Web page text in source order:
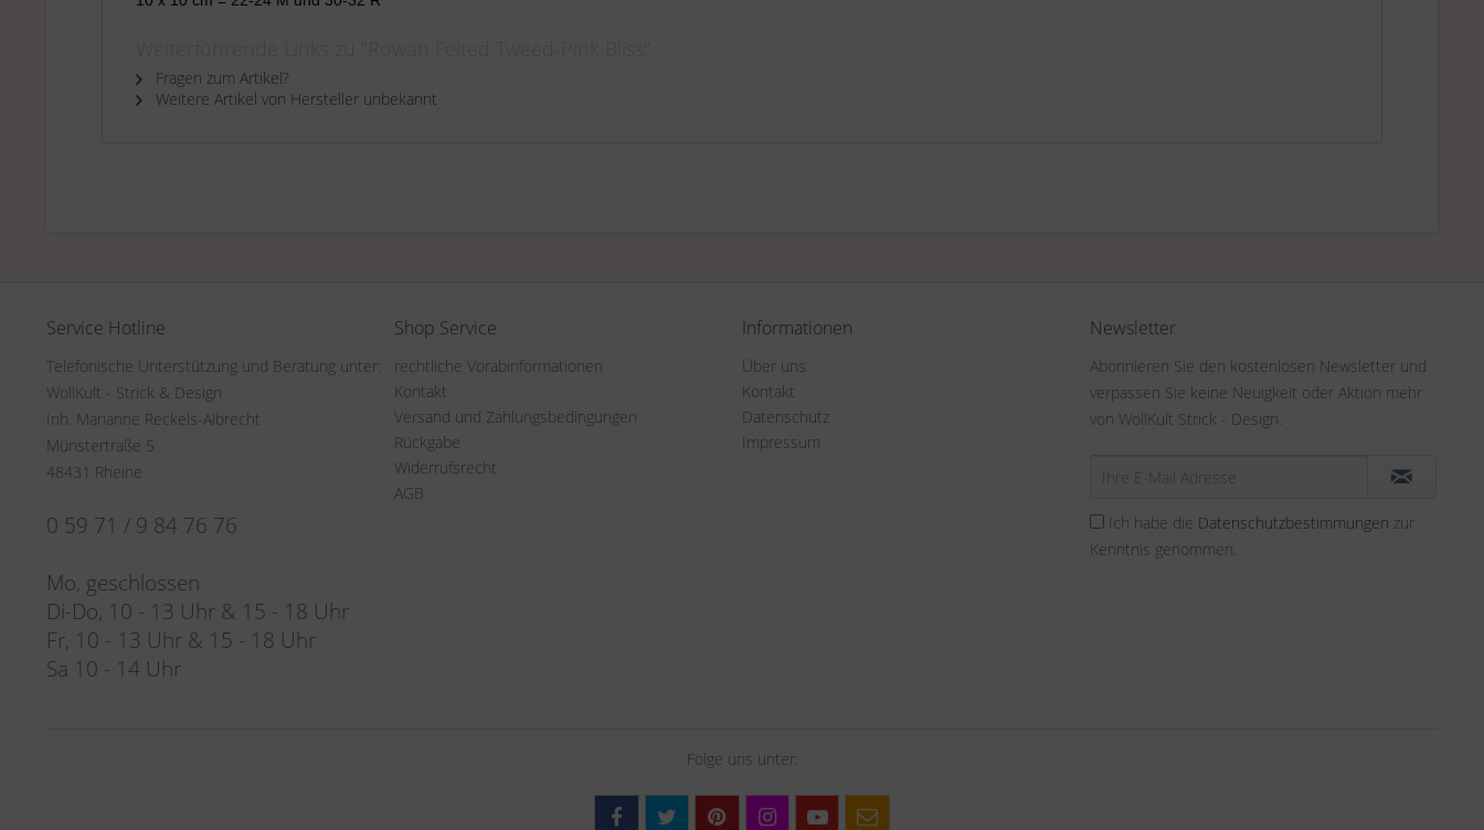
Fragen zum Artikel?
Weitere Artikel von Hersteller unbekannt
Service Hotline
Telefonische Unterstützung und Beratung unter:
WollKult - Strick & Design
Inh. Marianne Reckels-Albrecht
Münstertraße 5
48431 Rheine
0 59 71 / 9 84 76 76
Mo, geschlossen
Di-Do, 10 - 13 Uhr & 15 - 18 Uhr
Fr, 10 - 13 Uhr & 15 - 18 Uhr
Sa 10 - 14 Uhr
Shop Service
rechtliche Vorabinformationen
Kontakt
Versand und Zahlungsbedingungen
Rückgabe
Widerrufsrecht
AGB
Informationen
Über uns
Kontakt
Datenschutz
Impressum
Newsletter
Abonnieren Sie den kostenlosen Newsletter und
verpassen Sie keine Neuigkeit oder Aktion mehr
von WollKult Strick - Design.
Ich habe die Datenschutzbestimmungen zur
Kenntnis genommen.
Folge uns unter: